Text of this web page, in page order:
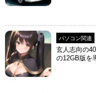
パソコン関連
玄人志向の
の12GB版を